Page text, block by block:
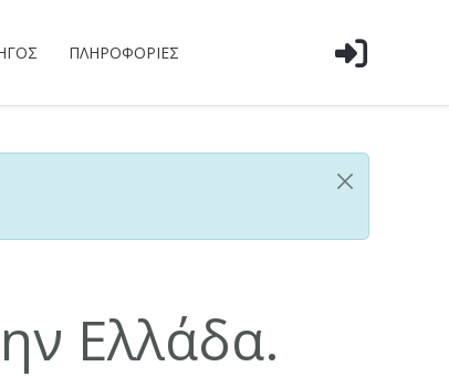
ΠΛΗΡΟΦΟΡΊΕΣ
Ελλάδα.